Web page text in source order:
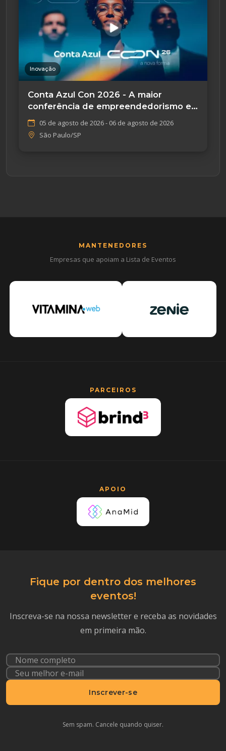
Inovação
Conta Azul Con 2026 - A maior
conferência de empreendedorismo e
tecnologia
05 de agosto de 2026 - 06 de agosto de 2026
São Paulo/SP
MANTENEDORES
Empresas que apoiam a Lista de Eventos
PARCEIROS
APOIO
Fique por dentro dos melhores
eventos!
Inscreva-se na nossa newsletter e receba as novidades
em primeira mão.
Inscrever-se
Sem spam. Cancele quando quiser.